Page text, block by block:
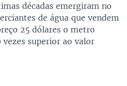
décadas emergiram no
de água que vendem
25 dólares o metro
vezes superior ao valor